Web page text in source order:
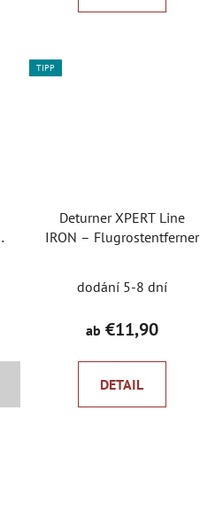
TIPP
Deturner XPERT Line
IRON – Flugrostentferner
4,5
von
dodání 5-8 dní
ab €11,90
DETAIL